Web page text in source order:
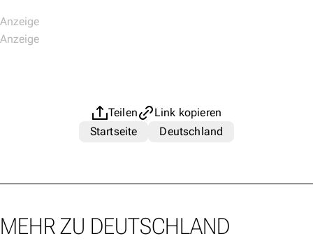
Teilen
Link kopieren
Startseite
Deutschland
MEHR ZU DEUTSCHLAND